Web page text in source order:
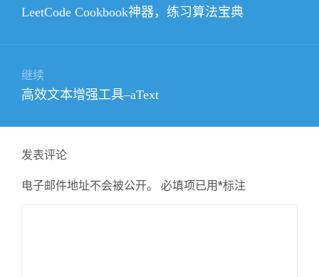
上
LeetCode Cookbook神器，练习算法宝典
继续
下
文
章：
高效文本增强工具–aText
发表评论
电子邮件地址不会被公开。 必填项已用*标注